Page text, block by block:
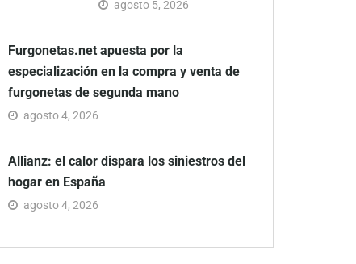
agosto 5, 2026
Furgonetas.net apuesta por la
especialización en la compra y venta de
furgonetas de segunda mano
agosto 4, 2026
Allianz: el calor dispara los siniestros del
hogar en España
agosto 4, 2026